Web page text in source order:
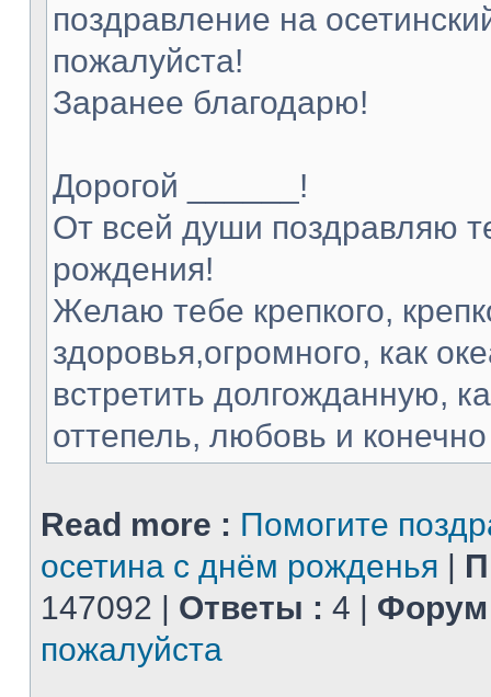
поздравление на
пожалуйста!
Заранее благодарю!
Дорогой ______!
От всей души поздравляю
рождения!
Желаю тебе крепкого,
здоровья,огромного, как
встретить долгожданную,
оттепель, любовь и
Read more : Помогите
осетина с днём рожденья |
147092 | Ответы : 4 |
пожалуйста